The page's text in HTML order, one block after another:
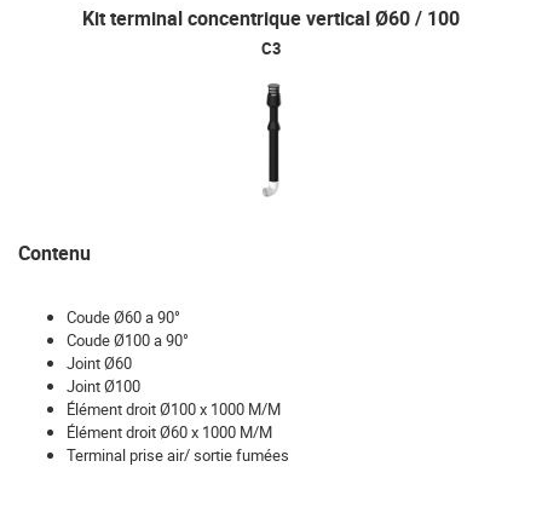
Kit terminal concentrique vertical Ø60 / 100
C3
Contenu
Coude Ø60 a 90°
Coude Ø100 a 90°
Joint Ø60
Joint Ø100
Élément droit Ø100 x 1000 M/M
Élément droit Ø60 x 1000 M/M
Terminal prise air/ sortie fumées